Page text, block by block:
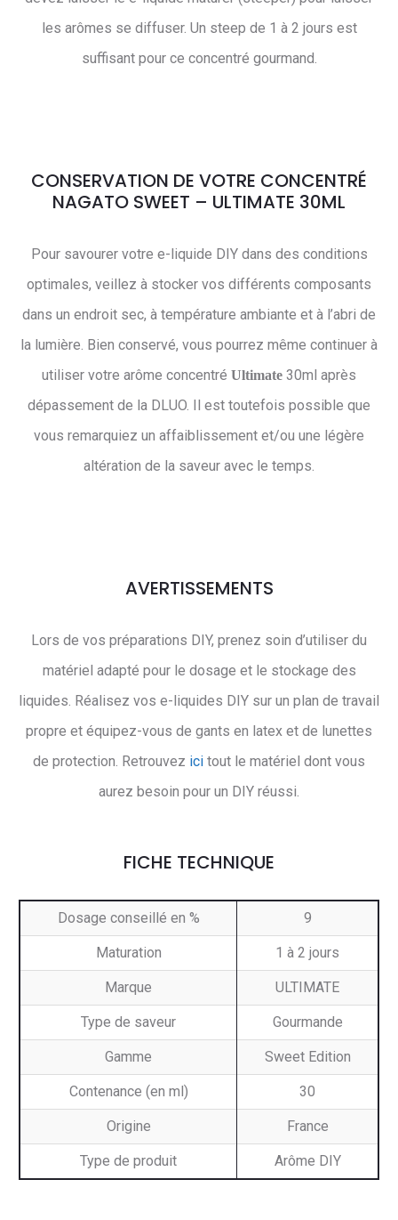
les arômes se diffuser. Un steep de 1 à 2 jours est
suffisant pour ce concentré gourmand.
CONSERVATION DE VOTRE CONCENTRÉ
NAGATO SWEET – ULTIMATE 30ML
Pour savourer votre e-liquide DIY dans des conditions
optimales, veillez à stocker vos différents composants
dans un endroit sec, à température ambiante et à l’abri de
la lumière. Bien conservé, vous pourrez même continuer à
utiliser votre arôme concentré Ultimate 30ml après
dépassement de la DLUO. Il est toutefois possible que
vous remarquiez un affaiblissement et/ou une légère
altération de la saveur avec le temps.
AVERTISSEMENTS
Lors de vos préparations DIY, prenez soin d’utiliser du
matériel adapté pour le dosage et le stockage des
liquides. Réalisez vos e-liquides DIY sur un plan de travail
propre et équipez-vous de gants en latex et de lunettes
de protection. Retrouvez ici tout le matériel dont vous
aurez besoin pour un DIY réussi.
FICHE TECHNIQUE
Dosage conseillé en % 9
Maturation 1 à 2 jours
Marque ULTIMATE
Type de saveur Gourmande
Gamme Sweet Edition
Contenance (en ml) 30
Origine France
Type de produit Arôme DIY